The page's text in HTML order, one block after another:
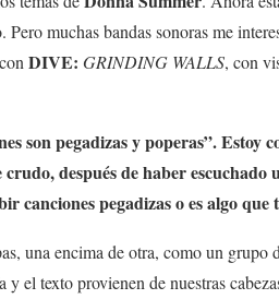
muchas bandas sonoras me
DIVE: GRINDING WALLS, con
son pegadizas y poperas”. Estoy
después de haber escuchado
canciones pegadizas o es algo
una encima de otra, como un grupo
el texto provienen de nuestras